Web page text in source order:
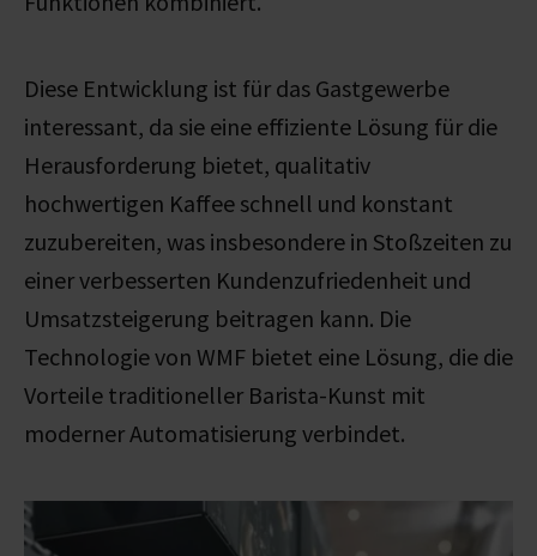
Diese Entwicklung ist für das Gastgewerbe
interessant, da sie eine effiziente Lösung für die
Herausforderung bietet, qualitativ
hochwertigen Kaffee schnell und konstant
zuzubereiten, was insbesondere in Stoßzeiten zu
einer verbesserten Kundenzufriedenheit und
Umsatzsteigerung beitragen kann. Die
Technologie von WMF bietet eine Lösung, die die
Vorteile traditioneller Barista-Kunst mit
moderner Automatisierung verbindet.